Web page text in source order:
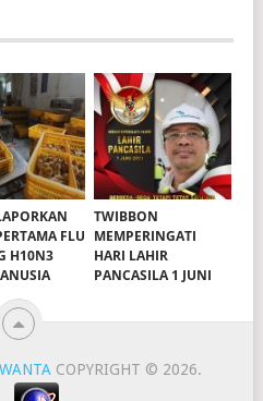
FLU
H10N3
TWIBBON
MEMPERINGATI
HARI LAHIR
PANCASILA 1 JUNI
COPYRIGHT © 2026.